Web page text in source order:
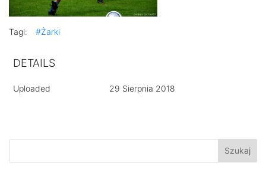
Tagi: #Żarki
DETAILS
Uploaded 29 Sierpnia 2018